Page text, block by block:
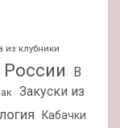
из клубники
России
В
Закуски из
Кабачки